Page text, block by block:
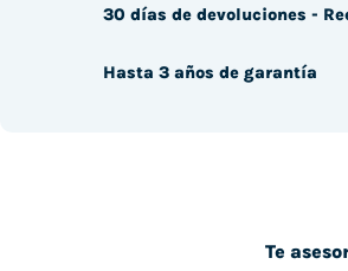
Te
30 días de devoluciones -
Hasta 3 años de garantía